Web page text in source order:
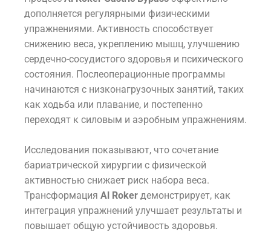
дополняется регулярными физическими
упражнениями. Активность способствует
снижению веса, укреплению мышц, улучшению
сердечно-сосудистого здоровья и психического
состояния. Послеоперационные программы
начинаются с низконагрузочных занятий, таких
как ходьба или плавание, и постепенно
переходят к силовым и аэробным упражнениям.
Исследования показывают, что сочетание
бариатрической хирургии с физической
активностью снижает риск набора веса.
Трансформация Al Roker демонстрирует, как
интеграция упражнений улучшает результаты и
повышает общую устойчивость здоровья.